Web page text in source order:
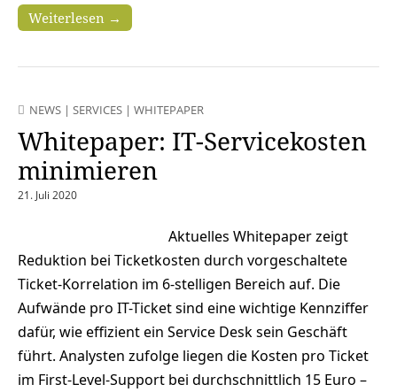
Weiterlesen →
NEWS | SERVICES | WHITEPAPER
Whitepaper: IT-Servicekosten
minimieren
21. Juli 2020
Aktuelles Whitepaper zeigt
Reduktion bei Ticketkosten durch vorgeschaltete
Ticket-Korrelation im 6-stelligen Bereich auf. Die
Aufwände pro IT-Ticket sind eine wichtige Kennziffer
dafür, wie effizient ein Service Desk sein Geschäft
führt. Analysten zufolge liegen die Kosten pro Ticket
im First-Level-Support bei durchschnittlich 15 Euro –